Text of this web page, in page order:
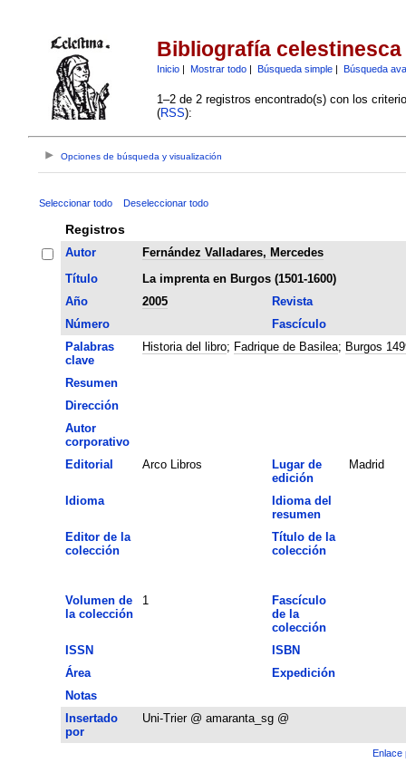
Bibliografía celestinesca
Inicio| Mostrar todo| Búsqueda simple| Búsqueda
1–2 de 2 registros encontrado(s) con los
(RSS):
Opciones de búsqueda y visualización
Seleccionar todo Deseleccionar todo
Registros
Autor
Fernández Valladares, Mercedes
Título
La imprenta en Burgos (1501-1600)
Año
2005
Revista
Número
Fascículo
Palabras
clave
Historia del libro; Fadrique de Basilea; Burgos
Resumen
Dirección
Autor
corporativo
Editorial
Arco Libros
Lugar de
edición
Madrid
Idioma
Idioma del
resumen
Editor de la
colección
Título de la
colección
Volumen de
la colección
1
Fascículo
de la
colección
ISSN
ISBN
Área
Expedición
Notas
Insertado
por
Uni-Trier @ amaranta_sg @
Enlace